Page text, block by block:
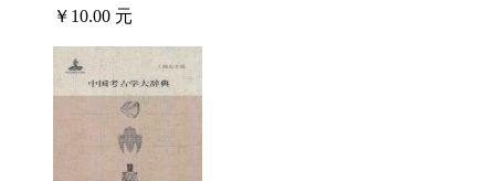
￥10.00 元